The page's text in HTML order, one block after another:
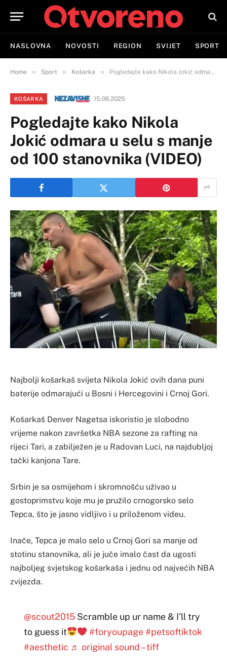
NASLOVNA NOVOSTI REGION SVIJET SPORT
Home » Sport » Košarka » Pogledajte kako Nikola Jokić odmara u selu s manje od 100 stanovnika (VIDEO)
KOŠARKA 15.06.2025
Pogledajte kako Nikola
Jokić odmara u selu s manje
od 100 stanovnika (VIDEO)
Najbolji košarkaš svijeta Nikola Jokić ovih dana puni
baterije odmarajući u Bosni i Hercegovini i Crnoj Gori.
Košarkaš Denver Nagetsa iskoristio je slobodno
vrijeme nakon završetka NBA sezone za rafting na
rijeci Tari, a zabilježen je u Radovan Luci, na najdubljoj
tački kanjona Tare.
Srbin je sa osmijehom i skromnošću uživao u
gostoprimstvu koje mu je pružilo crnogorsko selo
Tepca, što je jasno vidljivo i u priloženom videu.
Inače, Tepca je malo selo u Crnoj Gori sa manje od
stotinu stanovnika, ali je juče imalo čast da ugosti
najboljeg svjetskog košarkaša i jednu od najvećih NBA
zvijezda.
@scout2015Scramble up ur name & I’ll try
to guess it
#foryoupage #petsoftiktok
#aesthetic ♬ original sound – tiff